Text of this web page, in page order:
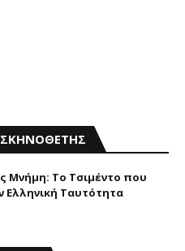
Mνήμη: Το Τσιμέντο που
Ελληνική Ταυτότητα